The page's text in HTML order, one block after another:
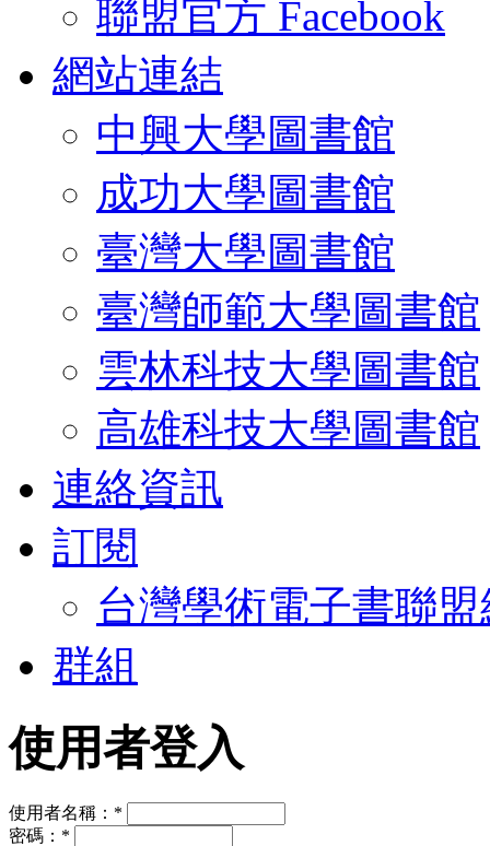
聯盟官方 Facebook
網站連結
中興大學圖書館
成功大學圖書館
臺灣大學圖書館
臺灣師範大學圖書館
雲林科技大學圖書館
高雄科技大學圖書館
連絡資訊
訂閱
台灣學術電子書聯
群組
使用者登入
使用者名稱： *
密碼： *